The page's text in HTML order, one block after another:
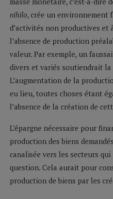
nihilo, crée un environnement
d’activités non productives et
l’absence de production
valeur. Par exemple, un
divers et variés soutiendrait la
L’augmentation de la
eu lieu, toutes choses étant
l’absence de la création de
L’épargne nécessaire pour
production des biens
canalisée vers les secteurs
question. Cela aurait pour
production de biens par les